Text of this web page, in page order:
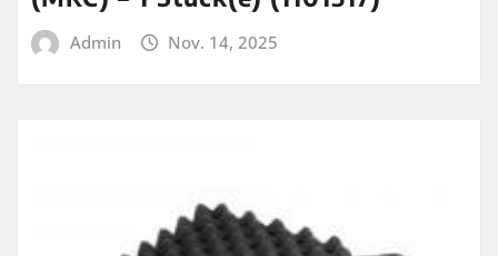
Admin Nov. 14, 2025